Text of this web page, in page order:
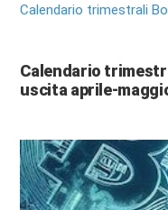
Calendario trimestrali
Calendario
uscita aprile-